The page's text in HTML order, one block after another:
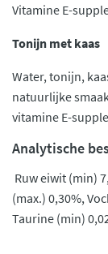
Vitamine E-
Tonijn met kaas
Water, tonijn,
natuurlijke
vitamine E-
Analytische
Ruw eiwit (min)
(max.) 0,30%,
Taurine (min)